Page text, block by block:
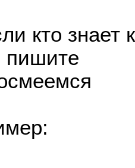
кто знает
пишите